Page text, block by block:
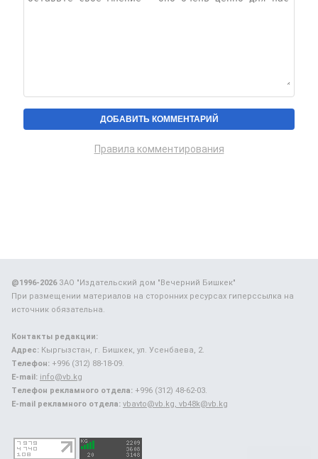
Правила комментирования
@1996-2026ЗАО "Издательский дом "Вечерний Бишкек"
При размещении материалов на сторонних ресурсах гиперссылка на
источник обязательна.
Контакты редакции:
Адрес: Кыргызстан, г. Бишкек, ул. Усенбаева, 2.
Телефон: +996 (312) 88-18-09.
E-mail: info@vb.kg
Телефон рекламного отдела: +996 (312) 48-62-03.
E-mail рекламного отдела: vbavto@vb.kg, vb48k@vb.kg